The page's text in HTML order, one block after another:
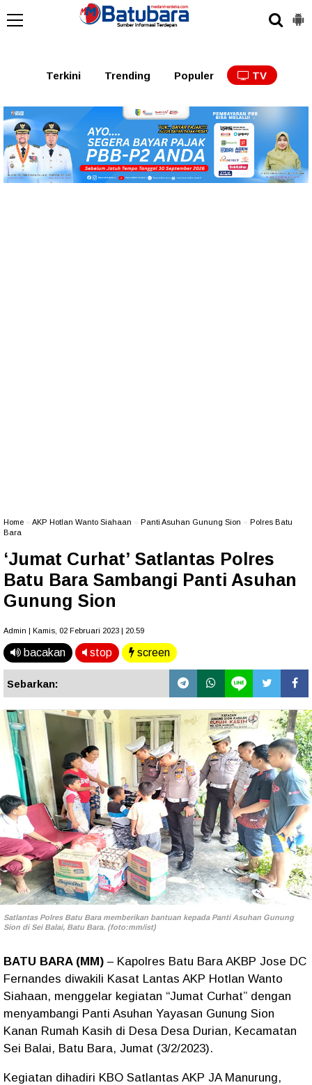
Terkini Trending Populer TV
Home AKP Hotlan Wanto Siahaan Panti Asuhan Gunung Sion
Polres Batu
Bara
‘Jumat Curhat’ Satlantas Polres
Batu Bara Sambangi Panti Asuhan
Gunung Sion
Admin | Kamis, 02 Februari 2023 | 20.59
bacakan stop screen
Sebarkan:
Satlantas Polres Batu Bara memberikan bantuan kepada Panti Asuhan Gunung
Sion di Sei Balai, Batu Bara. (foto:mm/ist)
BATU BARA (MM) – Kapolres Batu Bara AKBP Jose DC
Fernandes diwakili Kasat Lantas AKP Hotlan Wanto
Siahaan, menggelar kegiatan “Jumat Curhat” dengan
menyambangi Panti Asuhan Yayasan Gunung Sion
Kanan Rumah Kasih di Desa Desa Durian, Kecamatan
Sei Balai, Batu Bara, Jumat (3/2/2023).
Kegiatan dihadiri KBO Satlantas AKP JA Manurung,